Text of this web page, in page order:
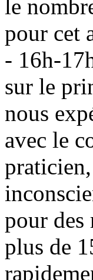
le
pour cet
- 16h-
sur le
nous
avec le
pour des
plus de